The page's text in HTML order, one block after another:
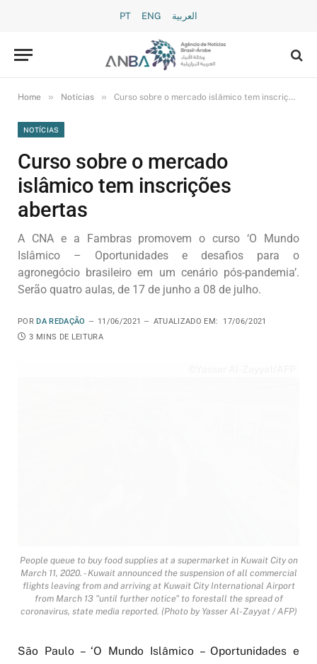
PT ENG العربية
Home » Notícias » Curso sobre o mercado islâmico tem inscrições abertas
NOTÍCIAS
Curso sobre o mercado
islâmico tem inscrições
abertas
A CNA e a Fambras promovem o curso ‘O Mundo
Islâmico – Oportunidades e desafios para o
agronegócio brasileiro em um cenário pós-pandemia’.
Serão quatro aulas, de 17 de junho a 08 de julho.
POR DA REDAÇÃO 11/06/2021 ATUALIZADO EM:
17/06/2021
3 MINS DE LEITURA
People queue to buy food supplies at a supermarket in Kuwait City on
March 11, 2020. - Kuwait announced the suspension of all commercial
flights leaving from and arriving at Kuwait City International Airport
from March 13 "until further notice" to forestall the spread of
coronavirus, state media reported. (Photo by Yasser Al-Zayyat / AFP)
São Paulo – ‘O Mundo Islâmico – Oportunidades e